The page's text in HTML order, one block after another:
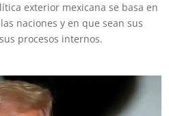
exterior mexicana se basa en
naciones y en que sean sus
procesos internos.